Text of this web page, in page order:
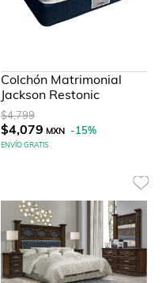
Colchón Matrimonial
Jackson Restonic
$4,799
$4,079 MXN -15%
ENVÍO GRATIS